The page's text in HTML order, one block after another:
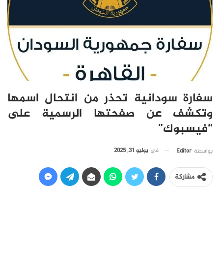
سفارة سودانية تحذر من انتحال اسمها
وتكشف عن صفحتها الرسمية على
“فيسبوك”
بواسطة Editor في يوليو 31, 2025
مشاركة